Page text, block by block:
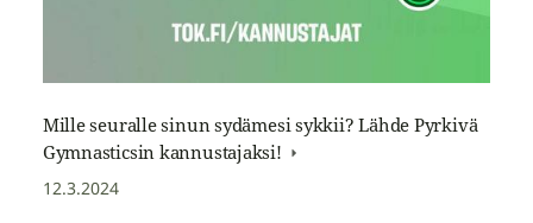
Mille seuralle sinun sydämesi sykkii? Lähde Pyrkivä
Gymnasticsin kannustajaksi!
12.3.2024